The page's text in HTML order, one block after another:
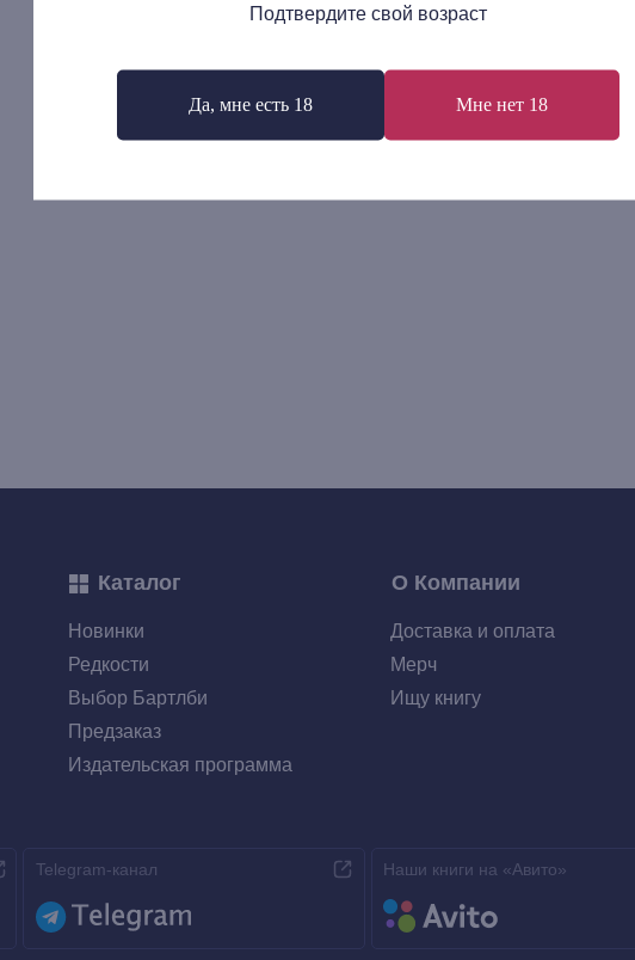
Подтвердите свой возраст
Да, мне есть 18 Мне нет 18
В корзину
540 р.
В корзину
О Компании
Каталог
Ищу книгу
Мерч
Доставка и оплата
Наши книги на «Авито»
Предзаказ
Выбор Бартлби
Редкости
Новинки
Издательская программа
Telegram-канал